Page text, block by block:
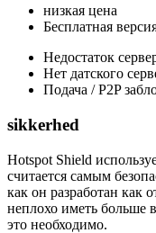
низкая цена
Бесплатная
Недостаток
Нет датского
Подача / P2P
sikkerhed
Hotspot Shield
считается самым
как он разработан как
неплохо иметь больше
это необходимо.